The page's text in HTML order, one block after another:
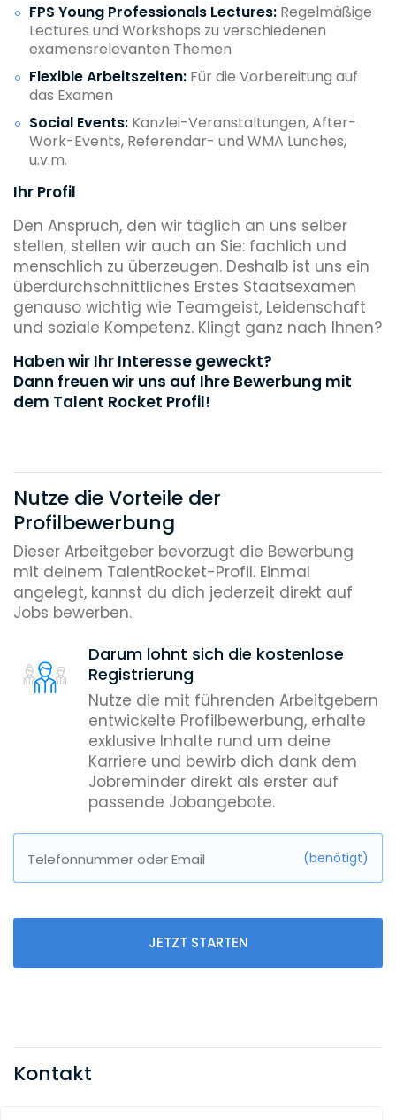
FPS Young Professionals Lectures: Regelmäßige
Lectures und Workshops zu verschiedenen
examensrelevanten Themen
Flexible Arbeitszeiten: Für die Vorbereitung auf
das Examen
Social Events: Kanzlei-Veranstaltungen, After-
Work-Events, Referendar- und WMA Lunches,
u.v.m.
Ihr Profil
Den Anspruch, den wir täglich an uns selber
stellen, stellen wir auch an Sie: fachlich und
menschlich zu überzeugen. Deshalb ist uns ein
überdurchschnittliches Erstes Staatsexamen
genauso wichtig wie Teamgeist, Leidenschaft
und soziale Kompetenz. Klingt ganz nach Ihnen?
Haben wir Ihr Interesse geweckt?
Dann freuen wir uns auf Ihre Bewerbung mit
dem Talent Rocket Profil!
Nutze die Vorteile der
Profilbewerbung
Dieser Arbeitgeber bevorzugt die Bewerbung
mit deinem TalentRocket-Profil. Einmal
angelegt, kannst du dich jederzeit direkt auf
Jobs bewerben.
Darum lohnt sich die kostenlose
Registrierung
Nutze die mit führenden Arbeitgebern
entwickelte Profilbewerbung, erhalte
exklusive Inhalte rund um deine
Karriere und bewirb dich dank dem
Jobreminder direkt als erster auf
passende Jobangebote.
Telefonnummer oder Email (benötigt)
JETZT STARTEN
Kontakt